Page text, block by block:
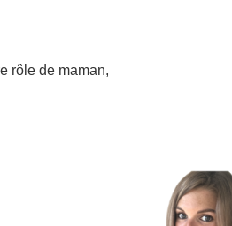
rôle de maman,